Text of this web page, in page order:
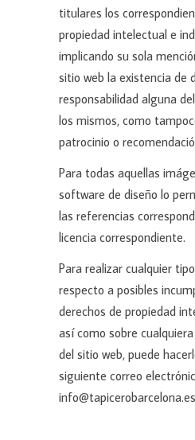
titulares los
propiedad intelectual e
implicando su sola
sitio web la existencia de
responsabilidad alguna
los mismos, como
patrocinio o
Para todas aquellas
software de diseño lo
las referencias
licencia correspondiente.
Para realizar cualquier
respecto a posibles
derechos de propiedad
así como sobre
del sitio web, puede
siguiente correo
info@tapicerobarcelona.es